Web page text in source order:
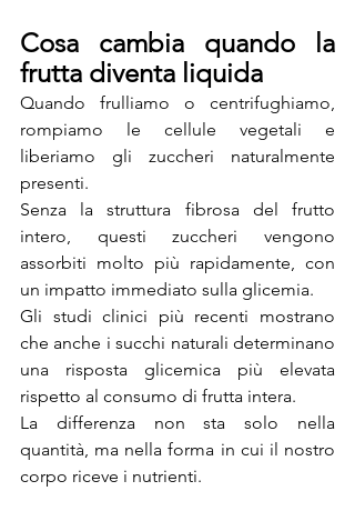
Cosa cambia quando la
frutta diventa liquida
Quando frulliamo o centrifughiamo,
rompiamo le cellule vegetali e
liberiamo gli zuccheri naturalmente
presenti.
Senza la struttura fibrosa del frutto
intero, questi zuccheri vengono
assorbiti molto più rapidamente, con
un impatto immediato sulla glicemia.
Gli studi clinici più recenti mostrano
che anche i succhi naturali determinano
una risposta glicemica più elevata
rispetto al consumo di frutta intera.
La differenza non sta solo nella
quantità, ma nella forma in cui il nostro
corpo riceve i nutrienti.